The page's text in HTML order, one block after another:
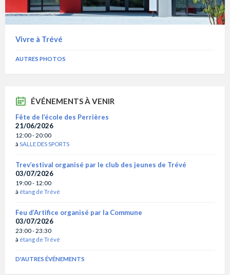
Vivre à Trévé
AUTRES PHOTOS
ÉVÉNEMENTS À VENIR
Fête de l’école des Perrières
21/06/2026
12:00 - 20:00
à SALLE DES SPORTS
Trev’estival organisé par le club des jeunes de Trévé
03/07/2026
19:00 - 12:00
à étang de Trévé
Feu d’Artifice organisé par la Commune
03/07/2026
23:00 - 23:30
à étang de Trévé
D'AUTRES ÉVÉNEMENTS